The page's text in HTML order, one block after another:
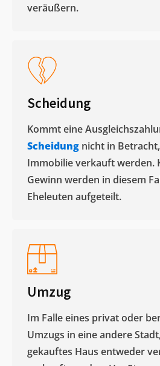
veräußern. ​
Scheidung
Kommt eine
Scheidung nicht in
Immobilie verkauft werden.
Gewinn werden in diesem
Eheleuten aufgeteilt.​
Umzug
Im Falle eines privat oder
Umzugs in eine andere
gekauftes Haus entweder